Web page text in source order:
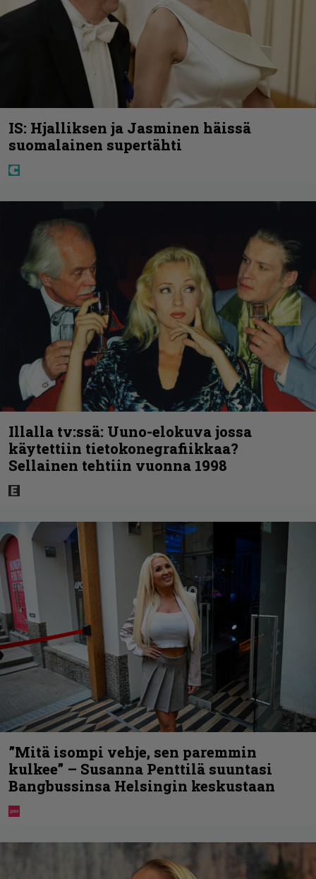
IS: Hjalliksen ja Jasminen häissä
suomalainen supertähti
Illalla tv:ssä: Uuno-elokuva jossa
käytettiin tietokonegrafiikkaa?
Sellainen tehtiin vuonna 1998
”Mitä isompi vehje, sen paremmin
kulkee” – Susanna Penttilä suuntasi
Bangbussinsa Helsingin keskustaan